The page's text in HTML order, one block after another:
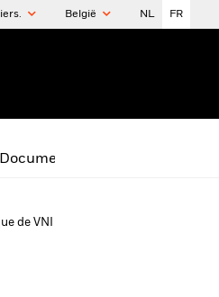
België NL FR
Documents
de VNI